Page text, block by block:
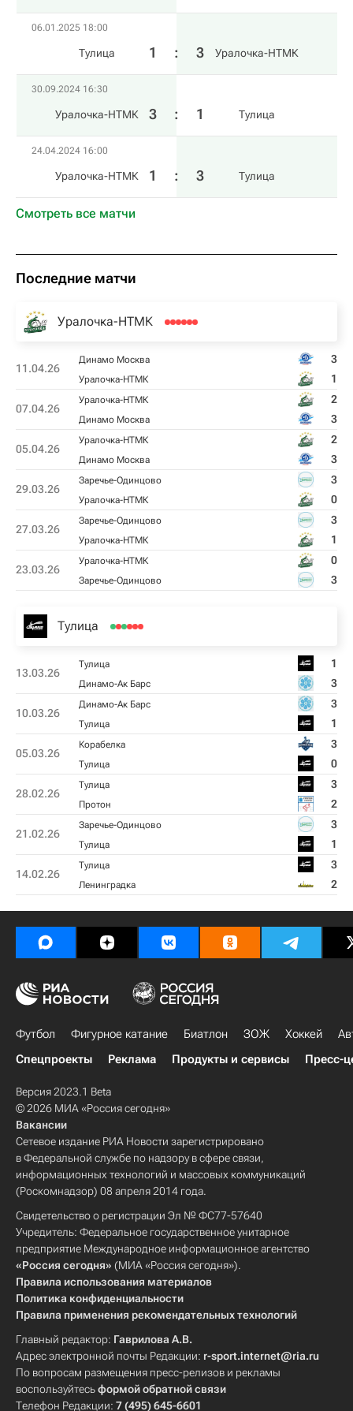
06.01.2025 18:00
Тулица 1 : 3 Уралочка-НТМК
30.09.2024 16:30
Уралочка-НТМК 3 : 1 Тулица
24.04.2024 16:00
Уралочка-НТМК 1 : 3 Тулица
Смотреть все матчи
Последние матчи
Уралочка-НТМК
11.04.26
Динамо Москва 3
Уралочка-НТМК 1
07.04.26
Уралочка-НТМК 2
Динамо Москва 3
05.04.26
Уралочка-НТМК 2
Динамо Москва 3
29.03.26
Заречье-Одинцово 3
Уралочка-НТМК 0
27.03.26
Заречье-Одинцово 3
Уралочка-НТМК 1
23.03.26
Уралочка-НТМК 0
Заречье-Одинцово 3
Тулица
13.03.26
Тулица 1
Динамо-Ак Барс 3
10.03.26
Динамо-Ак Барс 3
Тулица 1
05.03.26
Корабелка 3
Тулица 0
28.02.26
Тулица 3
Протон 2
21.02.26
Заречье-Одинцово 3
Тулица 1
14.02.26
Тулица 3
Ленинградка 2
Футбол Фигурное катание Биатлон ЗОЖ Хоккей
Спецпроекты
Реклама Продукты и сервисы Пресс-
Версия 2023.1 Beta
© 2026 МИА «Россия сегодня»
Вакансии
Сетевое издание РИА Новости зарегистрировано
в Федеральной службе по надзору в сфере связи,
информационных технологий и массовых коммуникаций
(Роскомнадзор) 08 апреля 2014 года.
Свидетельство о регистрации Эл № ФС77-57640
Учредитель: Федеральное государственное унитарное
предприятие Международное информационное агентство
«Россия сегодня» (МИА «Россия сегодня»).
Правила использования материалов
Политика конфиденциальности
Правила применения рекомендательных технологий
Главный редактор: Гаврилова А.В.
Адрес электронной почты Редакции: r-sport.internet@ria.ru
По вопросам размещения пресс-релизов и рекламы
воспользуйтесьформой обратной связи
Телефон Редакции: 7 (495) 645-6601